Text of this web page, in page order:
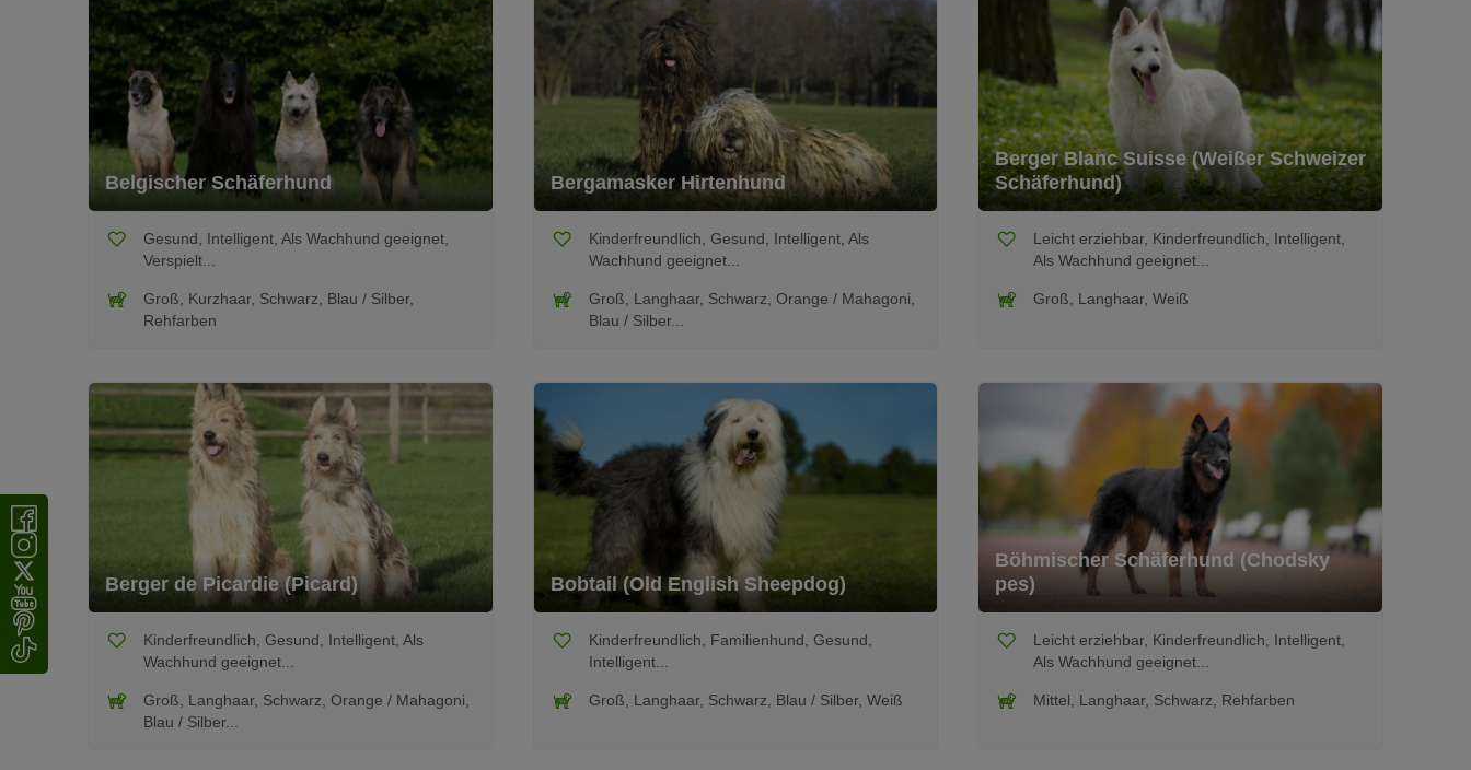
Belgischer Schäferhund
Gesund, Intelligent, Als Wachhund geeignet,
Verspielt...
Groß, Kurzhaar, Schwarz, Blau / Silber,
Rehfarben
Bergamasker Hirtenhund
Kinderfreundlich, Gesund, Intelligent, Als
Wachhund geeignet...
Groß, Langhaar, Schwarz, Orange / Mahagoni,
Blau / Silber...
Berger Blanc Suisse (Weißer Schweizer
Schäferhund)
Leicht erziehbar, Kinderfreundlich, Intelligent,
Als Wachhund geeignet...
Groß, Langhaar, Weiß
Berger de Picardie (Picard)
Kinderfreundlich, Gesund, Intelligent, Als
Wachhund geeignet...
Groß, Langhaar, Schwarz, Orange / Mahagoni,
Blau / Silber...
Bobtail (Old English Sheepdog)
Kinderfreundlich, Familienhund, Gesund,
Intelligent...
Groß, Langhaar, Schwarz, Blau / Silber, Weiß
Böhmischer Schäferhund (Chodsky
pes)
Leicht erziehbar, Kinderfreundlich, Intelligent,
Als Wachhund geeignet...
Mittel, Langhaar, Schwarz, Rehfarben